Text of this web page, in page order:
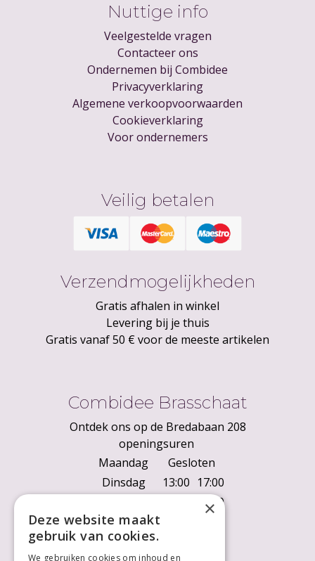
Nuttige info
Veelgestelde vragen
Contacteer ons
Ondernemen bij Combidee
Privacyverklaring
Algemene verkoopvoorwaarden
Cookieverklaring
Voor ondernemers
Veilig betalen
Verzendmogelijkheden
Gratis afhalen in winkel
Levering bij je thuis
Gratis vanaf 50 € voor de meeste artikelen
Combidee Brasschaat
Ontdek ons op de Bredabaan 208
openingsuren
Maandag
Gesloten
Dinsdag
13:00 17:00
18:00
Donderdag
Vrijdag
×
Deze website maakt
gebruik van cookies.
We gebruiken cookies om inhoud en